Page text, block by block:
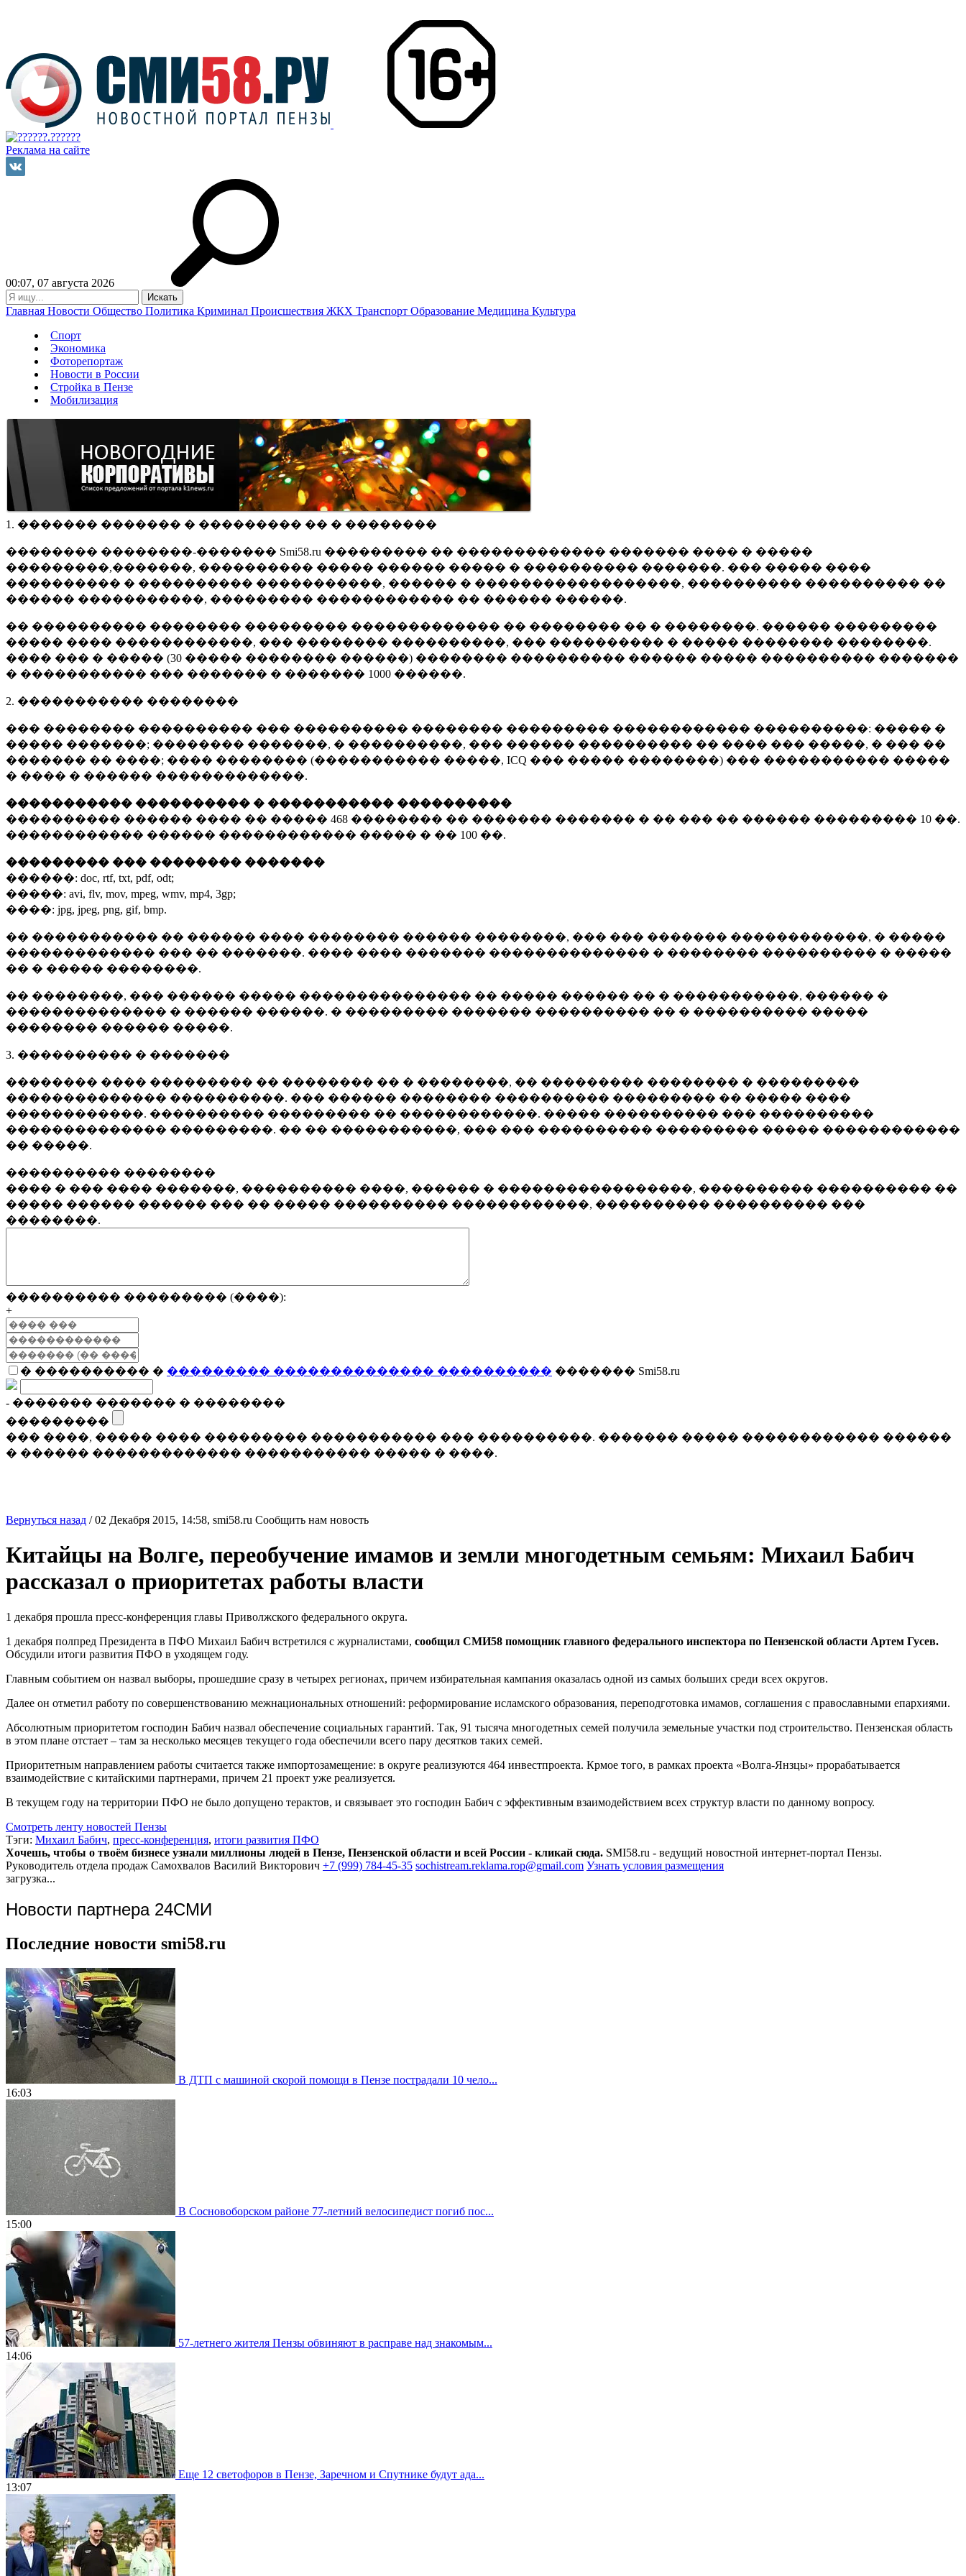
Реклама на сайте
00:07, 07 августа 2026
Главная Новости Общество Политика Криминал Происшествия ЖКХ Транспорт Образование Медицина Культура
Спорт
Экономика
Фоторепортаж
Новости в России
Стройка в Пензе
Мобилизация
1. ������� ������� � ��������� �� � ��������
�������� ��������-������� Smi58.ru ��������� �� ������������� ������� ���� � �����
���������,�������, ���������� ����� ������ ����� � ���������� �������. ��� ����� ����
���������� � ���������� �����������, ������ � ������������������, ���������� ���������� ��
������ �����������, ��������� ������������ �� ������ ������.
�� ���������� �������� ��������� ������������� �� �������� �� � ��������. ������ ���������
����� ���� ������������, ��� �������� ����������, ��� ���������� � ����� �������� ��������.
���� ��� � ����� (30 ����� �������� ������) �������� ���������� ������ ����� ���������� �������
� ����������� ��� ������� � ������� 1000 ������.
2. ����������� ��������
��� �������� ���������� ��� ���������� �������� ��������� ������������ ����������: ����� �
����� �������; �������� �������, � ����������, ��� ������ ���������� �� ���� ��� �����, � ��� ��
������� �� ����; ���� �������� (����������� �����, ICQ ��� ����� ��������) ��� ����������� �����
� ���� � ������ �������������.
����������� ���������� � ����������� ����������
���������� ������ ���� �� ����� 468 �������� �� ������� ������� � �� ��� �� ������ ��������� 10 ��.
������������ ������ ������������ ����� � �� 100 ��.
��������� ��� �������� �������
������: doc, rtf, txt, pdf, odt;
�����: avi, flv, mov, mpeg, wmv, mp4, 3gp;
����: jpg, jpeg, png, gif, bmp.
�� ����������� �� ������ ���� �������� ������ ��������, ��� ��� ������� ������������, � �����
������������� ��� �� �������. ���� ���� ������� �������������� � �������� ���������� � �����
�� � ����� ��������.
�� ��������, ��� ������ ����� ��������������� �� ����� ������ �� � �����������, ������ �
�������������� � ������ ������. � ��������� ������� ���������� �� � ���������� �����
�������� ������ �����.
3. ���������� � �������
�������� ���� ��������� �� �������� �� � ��������, �� ��������� �������� � ���������
�������������� ����������. ��� ������ �������� ���������� ��������� �� ����� ����
������������. ���������� ��������� �� ������������. ����� ���������� ��� ����������
�������������� ���������. �� �� �����������, ��� ��� ���������� ��������� ����� ������������
�� �����.
���������� ��������
���� � ��� ���� �������, ���������� ����, ������ � �����������������, ���������� ���������� ��
����� ������ ������ ��� �� ����� ���������� ������������, ���������� ���������� ���
��������.
���������� ��������� (����):
+
� ���������� � ��������� �������������� ���������� ������� Smi58.ru
- ������� ������� � ��������
���������
��� ����, ����� ���� ��������� ����������� ��� ����������. ������� ����� ������������ ������
� ������ ������������� ����������� ����� � ����.
Вернуться назад /02 Декабря 2015, 14:58, smi58.ru Сообщить нам новость
Китайцы на Волге, переобучение имамов и земли многодетным семьям: Михаил Бабич
рассказал о приоритетах работы власти
1 декабря прошла пресс-конференция главы Приволжского федерального округа.
1 декабря полпред Президента в ПФО Михаил Бабич встретился с журналистами, сообщил СМИ58 помощник главного федерального инспектора по Пензенской области Артем Гусев.
Обсудили итоги развития ПФО в уходящем году.
Главным событием он назвал выборы, прошедшие сразу в четырех регионах, причем избирательная кампания оказалась одной из самых больших среди всех округов.
Далее он отметил работу по совершенствованию межнациональных отношений: реформирование исламского образования, переподготовка имамов, соглашения с православными епархиями.
Абсолютным приоритетом господин Бабич назвал обеспечение социальных гарантий. Так, 91 тысяча многодетных семей получила земельные участки под строительство. Пензенская область
в этом плане отстает – там за несколько месяцев текущего года обеспечили всего пару десятков таких семей.
Приоритетным направлением работы считается также импортозамещение: в округе реализуются 464 инвестпроекта. Крмое того, в рамках проекта «Волга-Янзцы» прорабатывается
взаимодействие с китайскими партнерами, причем 21 проект уже реализуется.
В текущем году на территории ПФО не было допущено терактов, и связывает это господин Бабич с эффективным взаимодействием всех структур власти по данному вопросу.
Смотреть ленту новостей Пензы
Тэги: Михаил Бабич, пресс-конференция, итоги развития ПФО
Хочешь, чтобы о твоём бизнесе узнали миллионы людей в Пензе, Пензенской области и всей России - кликай сюда. SMI58.ru - ведущий новостной интернет-портал Пензы.
Руководитель отдела продаж Самохвалов Василий Викторович +7 (999) 784-45-35 sochistream.reklama.rop@gmail.com Узнать условия размещения
загрузка...
Новости партнера 24СМИ
Последние новости smi58.ru
В ДТП с машиной скорой помощи в Пензе пострадали 10 чело...
16:03
В Сосновоборском районе 77-летний велосипедист погиб пос...
15:00
57-летнего жителя Пензы обвиняют в расправе над знакомым...
14:06
Еще 12 светофоров в Пензе, Заречном и Спутнике будут ада...
13:07